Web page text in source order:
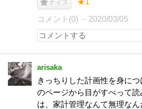
ナイス ★1
コメント(0) 2020/03/05
arisaka
きっちりした計画性を身に
のページから目がすべって
は、家計管理なんて無理な